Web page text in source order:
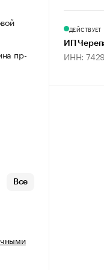
пр-
Все
ДЕЙСТВУЕТ
ИП
ИНН: